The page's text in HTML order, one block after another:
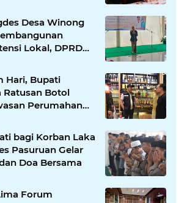
Desa Winong
Lokal, DPRD
Dihantam
Hari, Bupati
Ratusan Botol
Perumahan
bagi Korban Laka
Pasuruan Gelar
Doa Bersama
Forum